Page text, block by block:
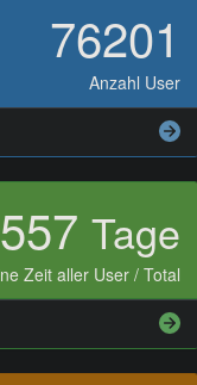
76201
Anzahl User
Tage
Zeit aller User / Total